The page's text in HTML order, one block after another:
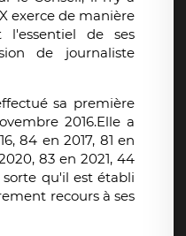
exerce de manière
de ses
de journaliste
sa première
2016.Elle a
84 en 2017, 81 en
83 en 2021, 44
sorte qu'il est établi
recours à ses